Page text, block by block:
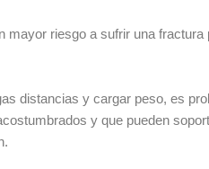
riesgo a sufrir una fractura
distancias y cargar peso, es
y que pueden